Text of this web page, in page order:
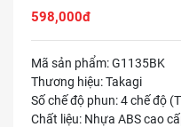
598,000đ
Mã sản phẩm: G1135BK
Thương hiệu: Takagi
Số chế độ phun: 4 chế độ
Chất liệu: Nhựa ABS cao